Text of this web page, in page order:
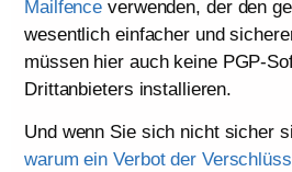
Mailfence verwenden, der den
wesentlich einfacher und
müssen hier auch keine PGP-
Drittanbieters installieren.
Und wenn Sie sich nicht sicher
warum ein Verbot der